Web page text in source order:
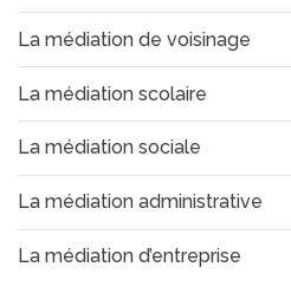
La médiation de voisinage
La médiation scolaire
La médiation sociale
La médiation administrative
La médiation d’entreprise